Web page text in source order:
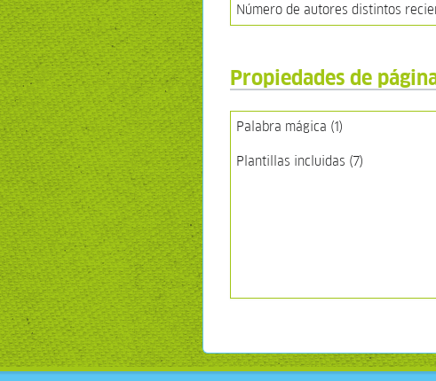
Número de autores distintos
Propiedades de
Palabra mágica (1)
Plantillas incluidas (7)